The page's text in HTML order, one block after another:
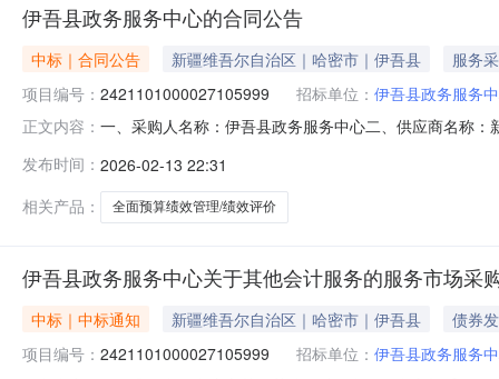
伊吾县政务服务中心的合同公告
中标｜合同公告 新疆维吾尔自治区｜哈密市｜伊吾县
服务
项目编号： 2421101000027105999 招标单位： 伊吾县政务服务
正文内容： 一、采购人名称：伊吾县政务服务中心二、供应商名称
1.0025002500服务要求或标的基本概况：七、其它事项
真：/地址：伊
发布时间： 2026-02-13 22:31
相关产品：
全面预算绩效管理/绩效评价
伊吾县政务服务中心关于其他会计服务的服务市场采
中标｜中标通知 新疆维吾尔自治区｜哈密市｜伊吾县
债券
项目编号： 2421101000027105999 招标单位： 伊吾县政务服务